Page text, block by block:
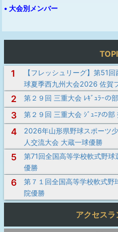
• 大会別メンバー
1
【フレッシュリーグ】第51
球夏季西九州大会2026 佐賀
2 第２９回 三重大会 ﾚｷﾞｭﾗｰの
3 第２９回 三重大会 ｼﾞｭﾆｱの
4
2026年山形県野球スポーツ
人交流大会 大蔵一球優勝
5
第71回全国高等学校軟式野
優勝
6
第７１回全国高等学校軟式野
院優勝
アクセス